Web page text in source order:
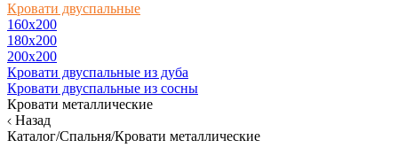
Кровати двуспальные
160х200
180x200
200x200
Кровати двуспальные из дуба
Кровати двуспальные из сосны
Кровати металлические
Назад
Каталог/Спальня/Кровати металлические